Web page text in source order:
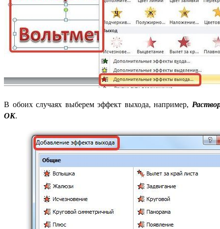
В обоих случаях выберем эффект выхода, например,
ОК.